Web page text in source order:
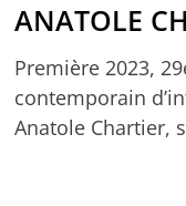
ANATOLE
Première 2023,
contemporain
Anatole Chartier,